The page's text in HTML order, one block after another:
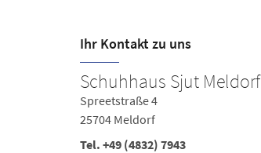
Ihr Kontakt zu uns
Schuhhaus Sjut Meldorf
Spreetstraße 4
25704 Meldorf
Tel. +49 (4832) 7943